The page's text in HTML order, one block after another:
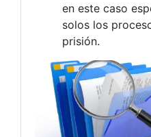
en este caso
solos los
prisión.